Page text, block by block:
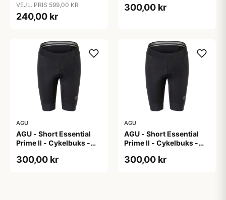
Sort - Str. 40
VEJL. PRIS 599,00 KR
240,00 kr
300,00 kr
AGU
AGU - Short Essential
Prime II - Cykelbuks -
300,00 kr
AGU
AGU - Short Essential
Prime II - Cykelbuks -
300,00 kr